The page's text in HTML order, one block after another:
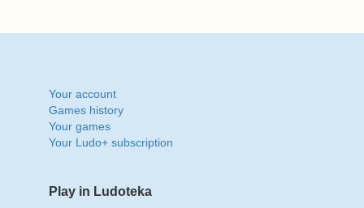
Your account
Games history
Your games
Your Ludo+ subscription
Play in Ludoteka